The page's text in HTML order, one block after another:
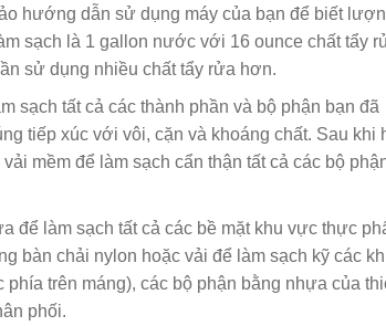
hướng dẫn sử dụng máy của bạn để biết
sạch là 1 gallon nước với 16 ounce chất tẩy
sử dụng nhiều chất tẩy rửa hơn.
sạch tất cả các thành phần và bộ phận bạn đã
tiếp xúc với vôi, cặn và khoáng chất. Sau khi
mềm để làm sạch cẩn thận tất cả các bộ
để làm sạch tất cả các bề mặt khu vực thực
bàn chải nylon hoặc vải để làm sạch kỹ các
trên máng), các bộ phận bằng nhựa của
phối.